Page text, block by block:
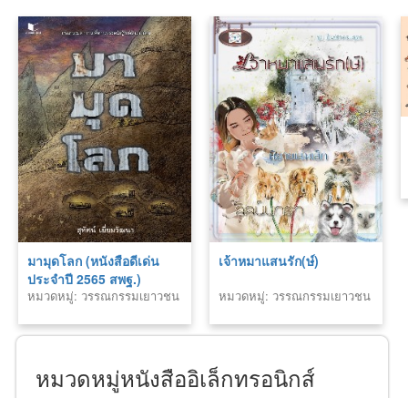
มามุดโลก (หนังสือดีเด่น
ประจำปี 2565 สพฐ.)
หมวดหมู่: วรรณกรรมเยาวชน
เจ้าหมาแสนรัก(ษ์)
หมวดหมู่: วรรณกรรมเยาวชน
หมวดหมู่หนังสืออิเล็กทรอนิกส์